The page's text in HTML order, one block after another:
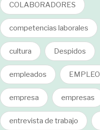
COLABORADORES
competencias laborales
cultura Despidos
empleados EMPLEO
empresa empresas
entrevista de trabajo